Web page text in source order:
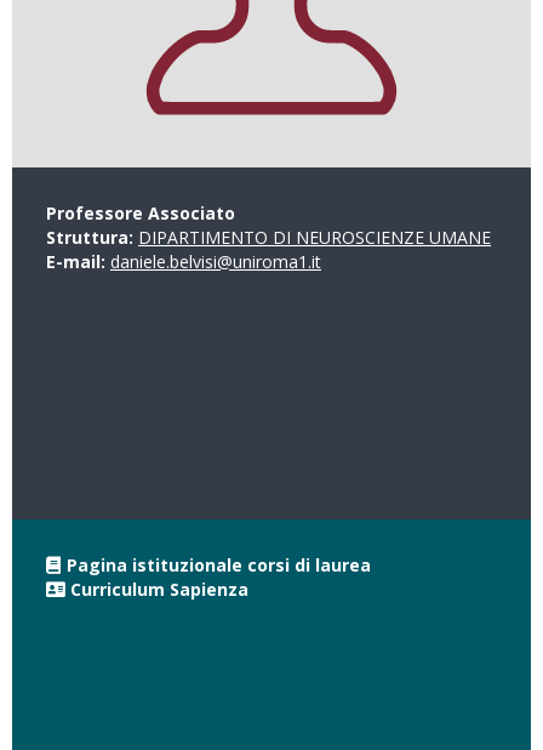
Professore Associato
Struttura: DIPARTIMENTO DI NEUROSCIENZE UMANE
E-mail: daniele.belvisi@uniroma1.it
Pagina istituzionale corsi di laurea
Curriculum Sapienza